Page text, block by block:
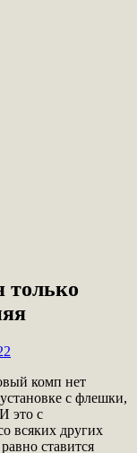
только
комп нет
с флешки,
это с
всяких других
ставится